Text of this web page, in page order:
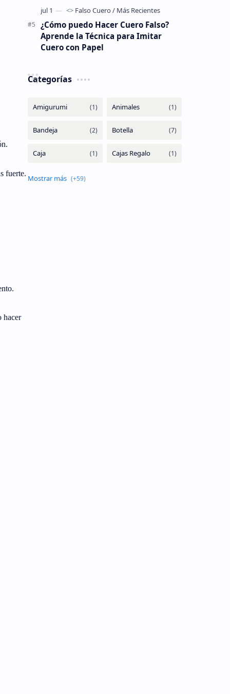
fuerte.
hacer
¿Cómo puedo Hacer Cuero Falso?
Aprende la Técnica para Imitar
Cuero con Papel
Categorías